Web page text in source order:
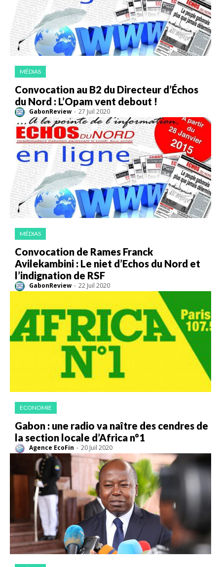
MÉDIAS
Convocation au B2 du Directeur d’Échos
du Nord : L’Opam vent debout !
GabonReview - 27 Juil 2020
MÉDIAS
Convocation de Rames Franck
Avilekambini : Le niet d’Echos du Nord et
l’indignation de RSF
GabonReview - 22 Juil 2020
ECONOMIE
Gabon : une radio va naître des cendres de
la section locale d’Africa n°1
Agence EcoFin - 20 Juil 2020